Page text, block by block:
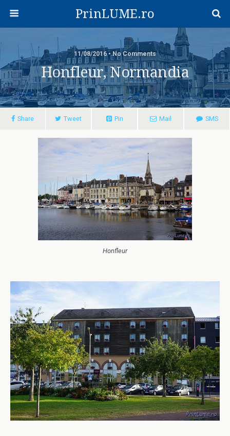
PrinLUME.ro
11/08/2016 • No Comments
Honfleur, Normandia
Share Tweet Pin Mail SMS
Honfleur